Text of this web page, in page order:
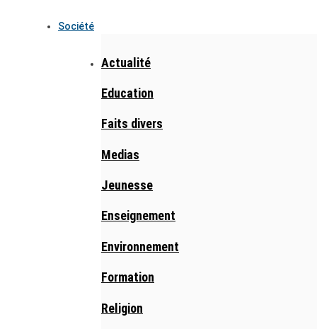
Société
Actualité
Education
Faits divers
Medias
Jeunesse
Enseignement
Environnement
Formation
Religion